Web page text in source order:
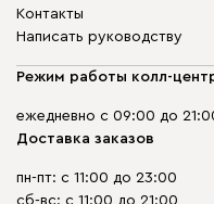
Контакты
Написать руководству
Режим работы колл-
ежедневно с 09:00 до
Доставка заказов
пн-пт: с 11:00 до 23:00
сб-вс: с 11:00 до 21:00